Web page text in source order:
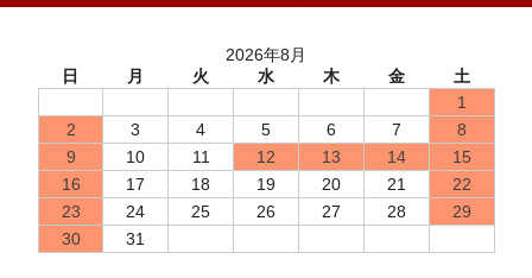
2026年8月
日
月 火 水 木 金
土
1
2
3 4 5 6 7
8
9
10 11 12 13 14
15
16
17 18 19 20 21
22
23
24 25 26 27 28
29
30
31